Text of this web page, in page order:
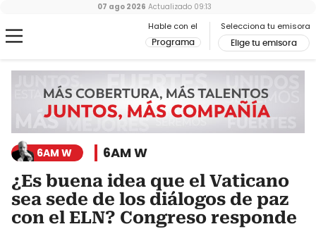
Hable con el
Programa
Selecciona tu emisora
Elige tu emisora
07 ago 2026 Actualizado 09:13
6AM W 6AM W
¿Es buena idea que el Vaticano
sea sede de los diálogos de paz
con el ELN? Congreso responde